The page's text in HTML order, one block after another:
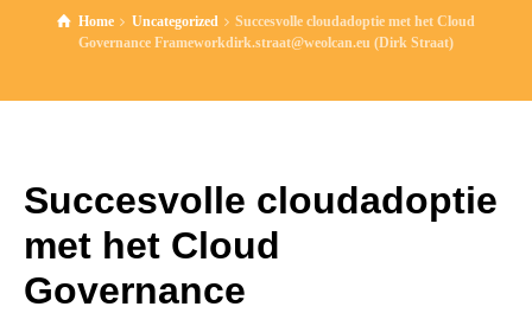
Home Uncategorized
Succesvolle cloudadoptie met het Cloud
Governance Frameworkdirk.straat@weolcan.eu (Dirk Straat)
Succesvolle cloudadoptie
met het Cloud
Governance